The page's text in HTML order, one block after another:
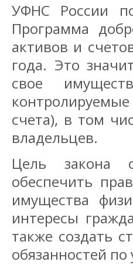
УФНС России
Программа
активов и
года. Это
свое
счета), в том
владельцев.
Цель закона
обеспечить
имущества
интересы
также создать
обязанностей